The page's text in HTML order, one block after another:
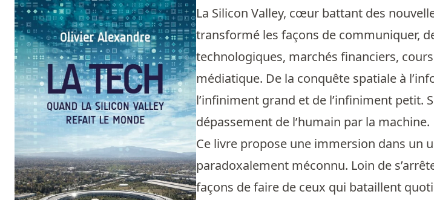
La Silicon Valley, cœur battant des
transformé les façons de communiquer,
technologiques, marchés financiers,
médiatique. De la conquête spatiale à
l’infiniment grand et de l’infiniment
dépassement de l’humain par la machine.
Ce livre propose une immersion dans un
paradoxalement méconnu. Loin de
façons de faire de ceux qui bataillent